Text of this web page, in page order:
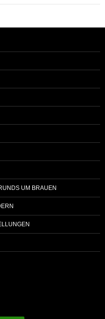
UM BRAUEN